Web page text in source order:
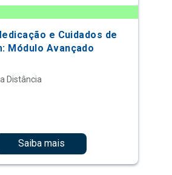
e Cuidados de
Módulo Avançado
Distância
Saiba mais